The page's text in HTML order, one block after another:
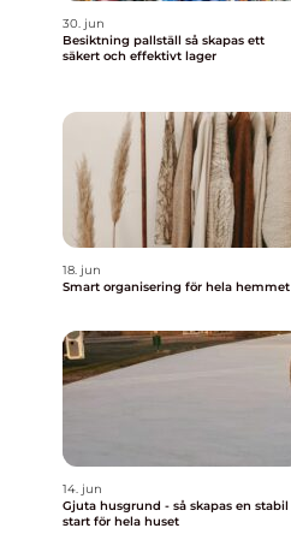
30. jun
Besiktning pallställ så skapas ett
säkert och effektivt lager
18. jun
Smart organisering för hela hemmet
14. jun
Gjuta husgrund - så skapas en stabil
start för hela huset